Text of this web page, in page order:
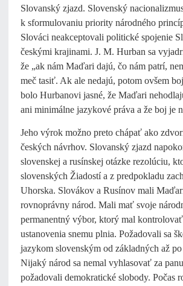
Slovanský zjazd. Slovenský
k sformulovaniu priority národného
Slováci neakceptovali politické spojenie
českými krajinami. J. M. Hurban sa
že „ak nám Maďari dajú, čo nám patrí,
meč tasiť. Ak ale nedajú, potom ovšem
bolo Hurbanovi jasné, že Maďari
ani minimálne jazykové práva a že boj je
Jeho výrok možno preto chápať ako
českých návrhov. Slovanský zjazd
slovenskej a rusínskej otázke rezolúciu,
slovenských Žiadostí a z predpokladu
Uhorska. Slovákov a Rusínov mali
rovnoprávny národ. Mali mať svoje
permanentný výbor, ktorý mal
ustanovenia snemu plnia. Požadovali sa
jazykom slovenským od základných až
Nijaký národ sa nemal vyhlasovať za
požadovali demokratické slobody. Počas